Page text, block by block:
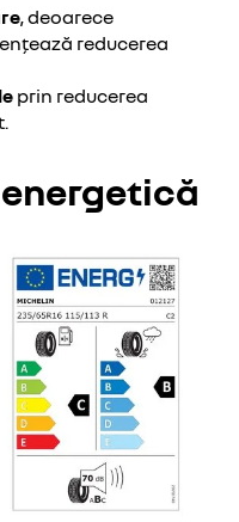
, deoarece
reducerea
prin reducerea